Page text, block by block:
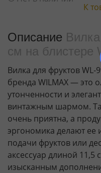
К
Описание
см на блистере
Вилка для фруктов
бренда WILMAX — это
утонченности и
винтажным шармом.
очень приятна, а
эргономика делают
подачи фруктов или
аксессуар длиной 11,5
изысканным